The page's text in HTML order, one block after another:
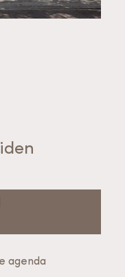
voor
agenda